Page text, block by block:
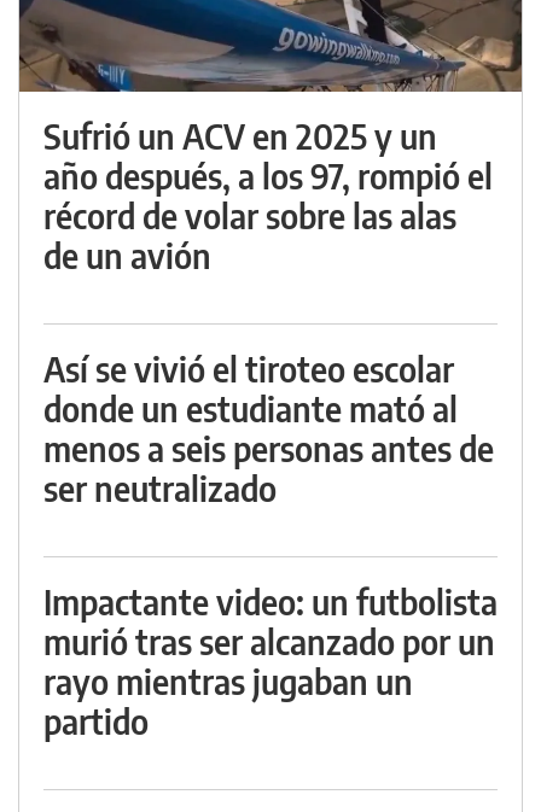
Sufrió un ACV en 2025 y un
año después, a los 97, rompió el
récord de volar sobre las alas
de un avión
Así se vivió el tiroteo escolar
donde un estudiante mató al
menos a seis personas antes de
ser neutralizado
Impactante video: un futbolista
murió tras ser alcanzado por un
rayo mientras jugaban un
partido